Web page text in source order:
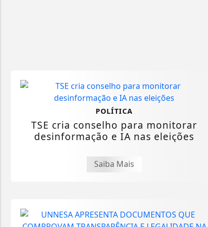
POLÍTICA
TSE cria conselho para monitorar
desinformação e IA nas eleições
Saiba Mais